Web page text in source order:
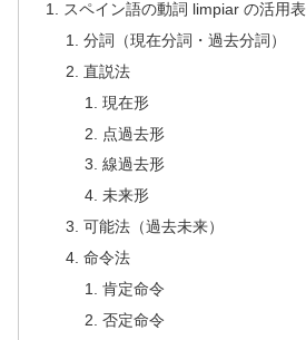
スペイン語の動詞 limpiar の活用表
分詞（現在分詞・過去分詞）
直説法
現在形
点過去形
線過去形
未来形
可能法（過去未来）
命令法
肯定命令
否定命令